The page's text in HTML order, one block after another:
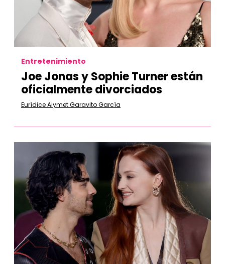
Entretenimiento
Joe Jonas y Sophie Turner están
oficialmente divorciados
Eurídice Aiymet Garavito García